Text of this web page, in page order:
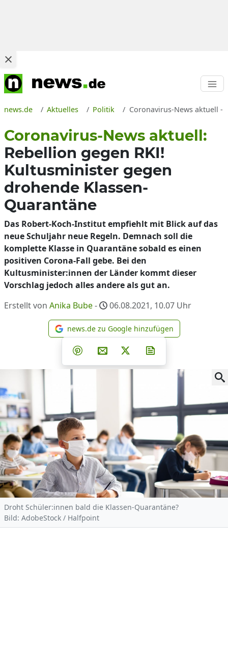
news.de Aktuelles Politik Coronavirus-News aktuell -
Coronavirus-News aktuell:
Rebellion gegen RKI!
Kultusminister gegen
drohende Klassen-
Quarantäne
Das Robert-Koch-Institut empfiehlt mit Blick auf das
neue Schuljahr neue Regeln. Demnach soll die
komplette Klasse in Quarantäne sobald es einen
positiven Corona-Fall gebe. Bei den
Kultusminister:innen der Länder kommt dieser
Vorschlag jedoch alles andere als gut an.
Erstellt von Anika Bube- 06.08.2021, 10.07 Uhr
news.de zu Google
news.de zu Google hinzufügen
Teilen auf Facebook
Teilen auf Whatsapp
Teilen auf Telegram
Teilen auf Pinterest
Per E-Mail teilen
Post auf X
Droht Schüler:innen bald die Klassen-Quarantäne?
Bild: AdobeStock / Halfpoint